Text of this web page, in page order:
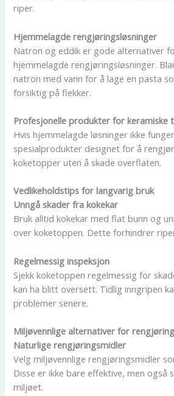
riper.
Hjemmelagde rengjøringsløsninger
Natron og eddik er gode alternativer
hjemmelagde rengjøringsløsninger.
natron med vann for å lage en pasta
forsiktig på flekker.
Profesjonelle produkter for keramiske
Hvis hjemmelagde løsninger ikke
spesialprodukter designet for å
koketopper uten å skade overflaten.
Vedlikeholdstips for langvarig bruk
Unngå skader fra kokekar
Bruk alltid kokekar med flat bunn og
over koketoppen. Dette forhindrer
Regelmessig inspeksjon
Sjekk koketoppen regelmessig for
kan ha blitt oversett. Tidlig inngripen
problemer senere.
Miljøvennlige alternativer for rengjøring
Naturlige rengjøringsmidler
Velg miljøvennlige rengjøringsmidler
Disse er ikke bare effektive, men også
miljøet.